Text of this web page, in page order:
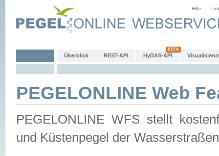
Hilfe
Überblick REST-API HyDAS-API
PEGELONLINE Web
PEGELONLINE WFS stellt
und Küstenpegel der